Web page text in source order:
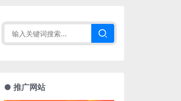
● 推广网站